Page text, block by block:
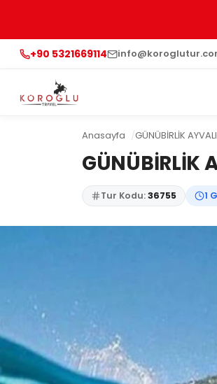
+90 5321669114
Anasayfa GÜNÜBİRLİK
GÜNÜBİRLİK
Tur Kodu:36755 1